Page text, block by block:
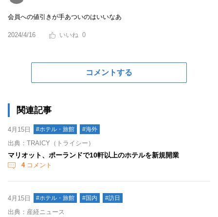
会員への値引きが手あついのはいいなあ
2024/4/16 0
コメントする
関連記事
4月15日 #ホテル・旅館 #海外
出典：TRAICY（トライシー）
マリオット、ポーランドで10軒以上のホテルを新規開業
4コメント
4月15日 #ホテル・旅館 #国内 #訪日
出典：産経ニュース